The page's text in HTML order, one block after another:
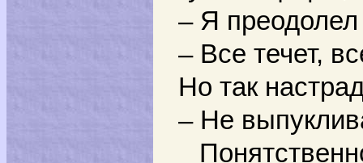
– Я
– Все течет,
Но так
– Не